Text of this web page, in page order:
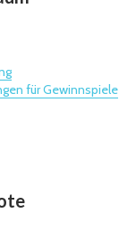
für Gewinnspiele